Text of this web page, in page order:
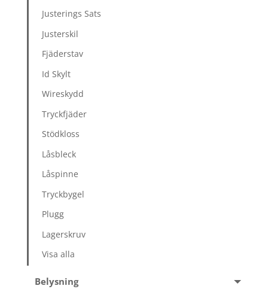
Justerings Sats
Justerskil
Fjäderstav
Id Skylt
Wireskydd
Tryckfjäder
Stödkloss
Låsbleck
Låspinne
Tryckbygel
Plugg
Lagerskruv
Visa alla
Belysning